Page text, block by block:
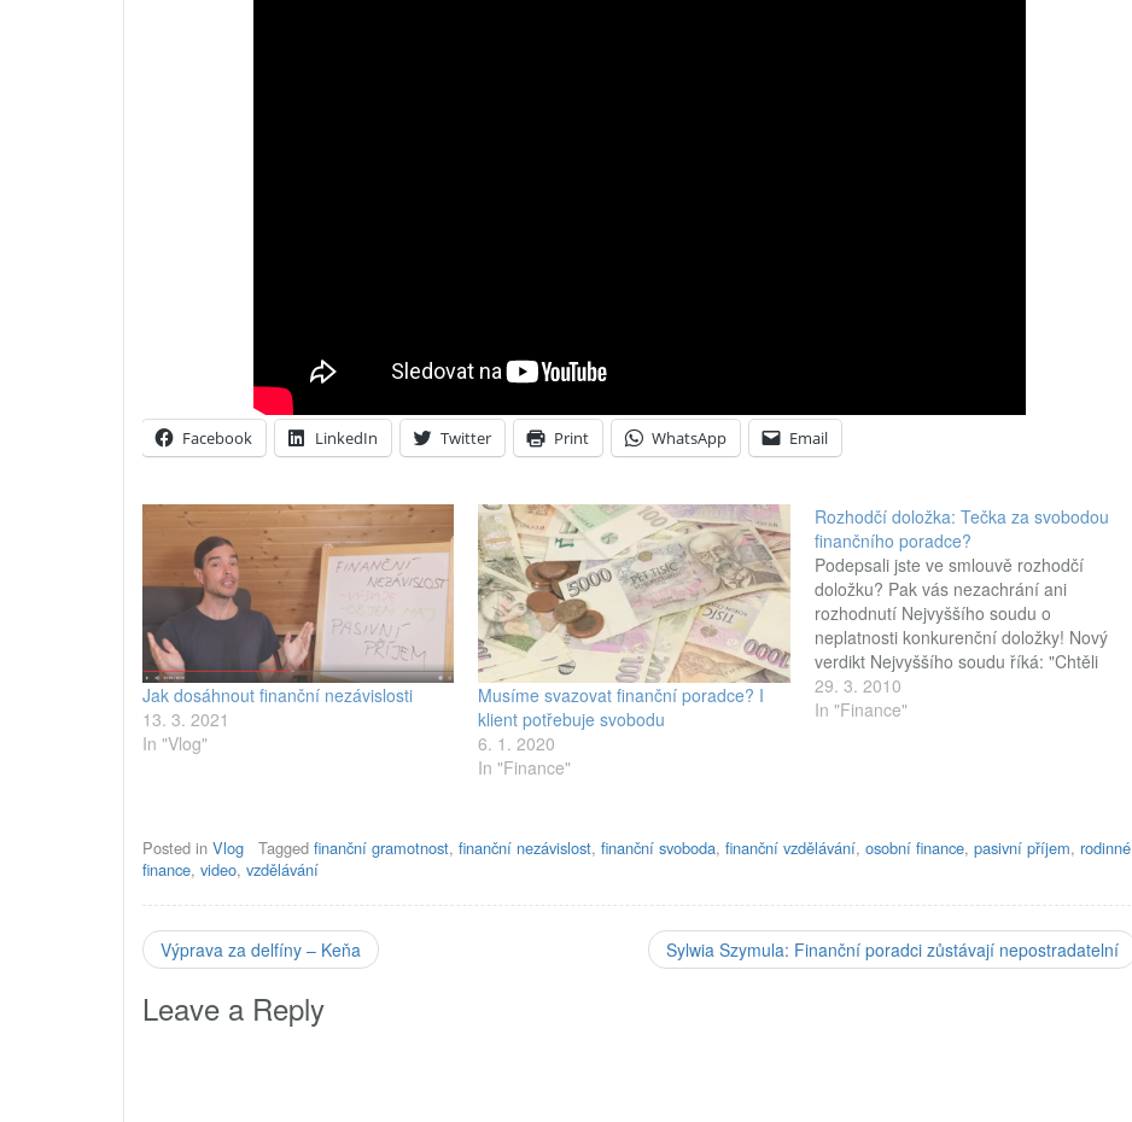
Facebook LinkedIn Twitter Print WhatsApp Email
Jak dosáhnout finanční nezávislosti
13. 3. 2021
In "Vlog"
Musíme svazovat finanční poradce? I
klient potřebuje svobodu
6. 1. 2020
In "Finance"
Rozhodčí doložka: Tečka za svobodou
finančního poradce?
Podepsali jste ve smlouvě rozhodčí
doložku? Pak vás nezachrání ani
rozhodnutí Nejvyššího soudu o
neplatnosti konkurenční doložky! Nový
verdikt Nejvyššího soudu říká: "Chtěli
jste rozhodce? Tak si nestěžujte!"
Rozhodčí doložka přenáší rozhodování
29. 3. 2010
In "Finance"
Posted in Vlog Tagged finanční gramotnost, finanční nezávislost, finanční svoboda, finanční vzdělávání, osobní finance, pasivní příjem, rodinné
finance, video, vzdělávání
Výprava za delfíny – Keňa Sylwia Szymula: Finanční poradci zůstávají nepostradatelní
Leave a Reply